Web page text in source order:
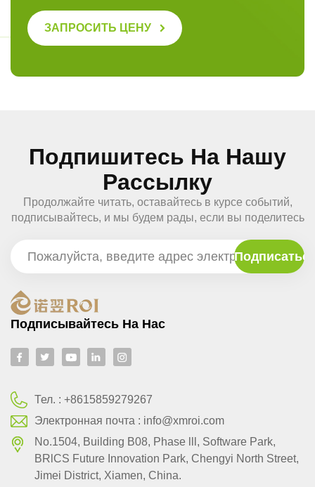
ЗАПРОСИТЬ ЦЕНУ
Подпишитесь На Нашу
Рассылку
Продолжайте читать, оставайтесь в курсе событий,
подписывайтесь, и мы будем рады, если вы поделитесь
Подписывайтесь На Нас
Тел. :+8615859279267
Электронная почта : info@xmroi.com
No.1504, Building B08, Phase lll, Software Park,
BRlCS Future Innovation Park, Chengyi North Street,
Jimei District, Xiamen, China.